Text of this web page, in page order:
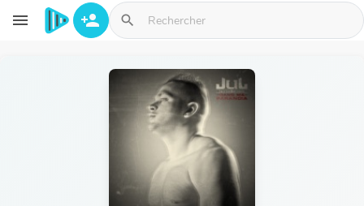
Aller au contenu principal
menu person_add search